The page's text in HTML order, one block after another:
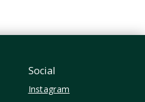
Social
Instagram